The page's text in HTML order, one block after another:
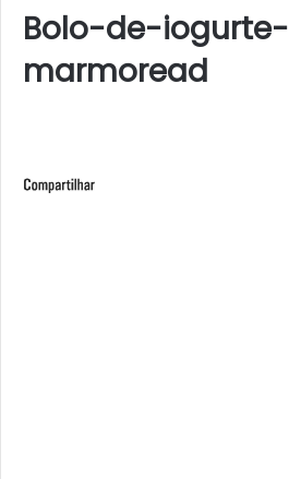
Bolo-de-iogurte-
marmoread